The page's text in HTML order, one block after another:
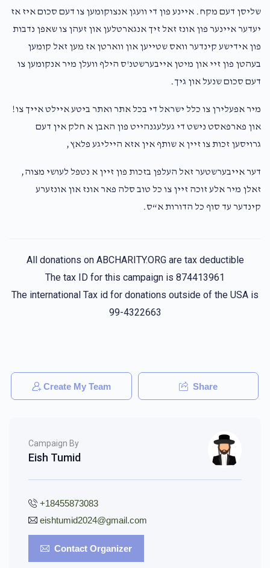
שליסן דעם מקח. איינע פון די וועגן אנצוקומען צו דעם סכום איז אז
יעדער איינער פון אונז זאל זיך אנגארטלען און זעהן צו שאפן נדבות
פון אידישע קינדער וואס שטייען און ווארטן אז מען זאל קומען
בעהטן פון זיי און מיטן אייבערשטנ'ס הילף וועלן מיר אנקומען צו
דעם סכום שנעל און גיך.
מיר אפעלירן צו כלל ישראל די בכל אתר ואתר ביטע איילט אייך צו!
און פארפאסט נישט די געלעגנהייט פון האבן א חלק אין דעם
גרויסען זכות צו זיין א שותף אין אזא הייליגע פלאץ,
דער אייבערשטער זאל העלפן בזכות פון זיין א נטפל לעושי מצוה,
זאלן מיר אלע זוכה זיין צו כל טוב סלה פאר אונז און אונזערע
קינדער עד סוף כל הדורות א“ס.
All donations on ABCHARITY.ORG are tax deductible
The tax ID for this campaign is 874413961
The international Tax id for donations outside of the USA is
99-4322663
Create My Team Share
Campaign By
Eish Tumid
+18455873083
eishtumid2024@gmail.com
Contact Organizer